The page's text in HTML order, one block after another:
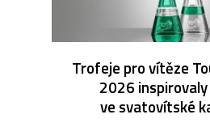
Trofeje pro vítěze
2026
ve svatovítské